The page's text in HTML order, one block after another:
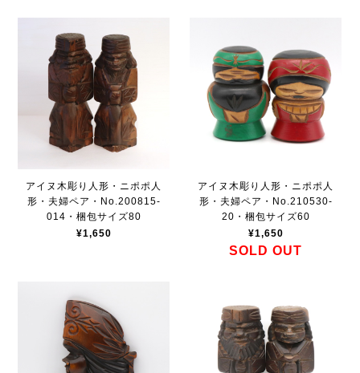
アイヌ木彫り人形・ニポポ人
形・夫婦ペア・No.200815-
014・梱包サイズ80
¥1,650
アイヌ木彫り人形・ニポポ人
形・夫婦ペア・No.210530-
20・梱包サイズ60
¥1,650
SOLD OUT